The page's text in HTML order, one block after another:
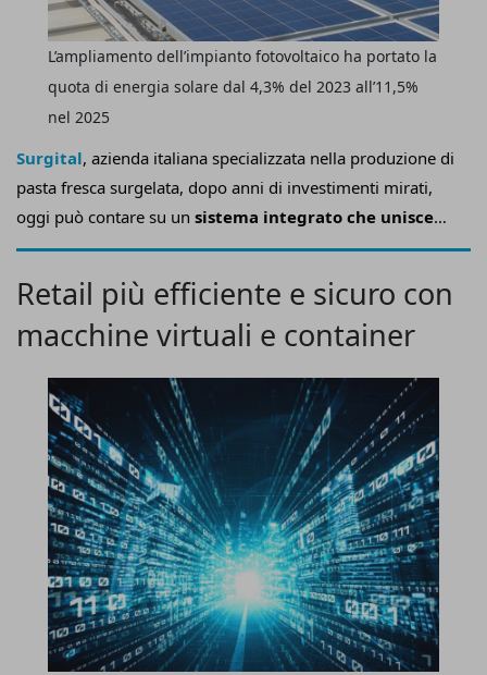
Surgital, azienda italiana specializzata nella produzione di
pasta fresca surgelata, dopo anni di investimenti mirati,
oggi può contare su un sistema integrato che unisce
cogenerazione, fotovoltaico e intelligenza artificiale,
capace di coprire oltre il
energetico interno .
L’ampliamento dell’impianto fotovoltaico ha portato la
quota di energia solare dal 4,3% del 2023 all’11,5%
nel 2025
Retail più efficiente e sicuro con
macchine virtuali e container